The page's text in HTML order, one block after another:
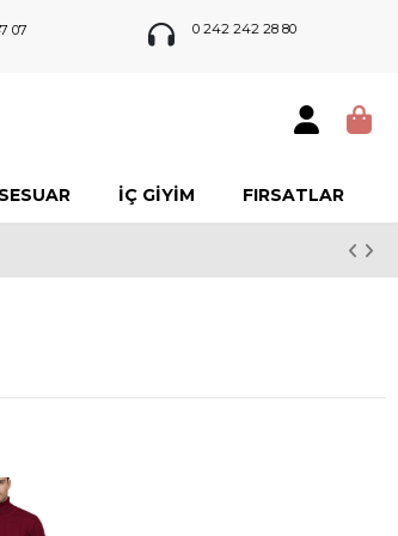
07 0 242 242 28 80
İÇ GIYIM FIRSATLAR
Bordo